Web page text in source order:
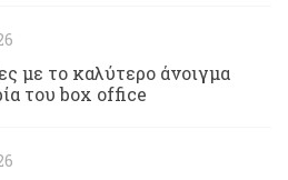
με το καλύτερο άνοιγμα
του box office